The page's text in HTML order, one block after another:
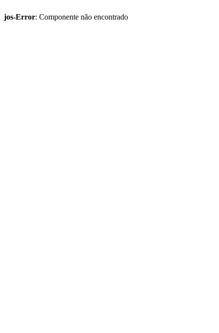
jos-Error: Componente não encontrado